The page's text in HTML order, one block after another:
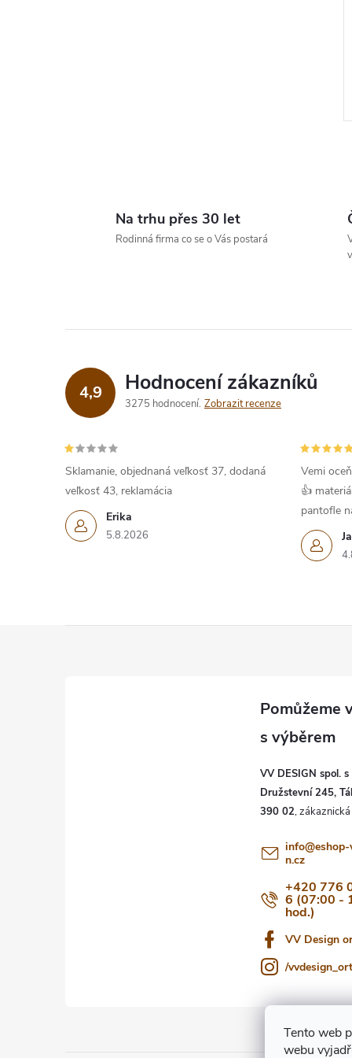
Tento web
webu
l
r
Na trhu přes 30 let
Rodinná firma co se o Vás postará
4,9 Hodnocení zákazníků
3275 hodnocení Zobrazit recenze
Erika
5.8.2026
Sklamanie, objednaná veľkosť 37, dodaná
veľkosť 43, reklamácia
Vemi
👍
pantofle
VV DESIGN spol. s
Družstevní 245,
390 02
info@
n.cz
+420 776
6 (07:00 -
hod.)
VV Design
/